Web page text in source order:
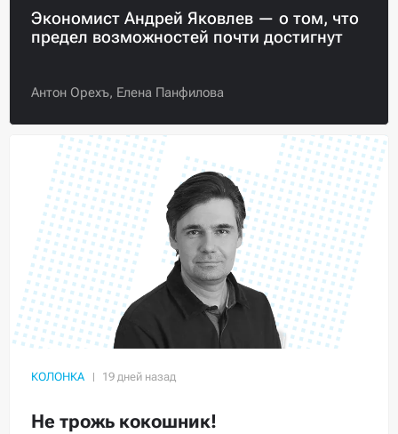
Экономист Андрей Яковлев — о том, что
предел возможностей почти достигнут
Антон Орехъ, Елена Панфилова
КОЛОНКА
Не трожь кокошник!